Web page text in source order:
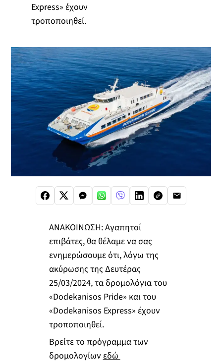
Express» έχουν
τροποποιηθεί.
ΑΝΑΚΟΙΝΩΣΗ: Αγαπητοί
επιβάτες, θα θέλαμε να σας
ενημερώσουμε ότι, λόγω της
ακύρωσης της Δευτέρας
25/03/2024, τα δρομολόγια του
«Dodekanisos Pride» και του
«Dodekanisos Express» έχουν
τροποποιηθεί.
Βρείτε το πρόγραμμα των
δρομολογίωνεδώ